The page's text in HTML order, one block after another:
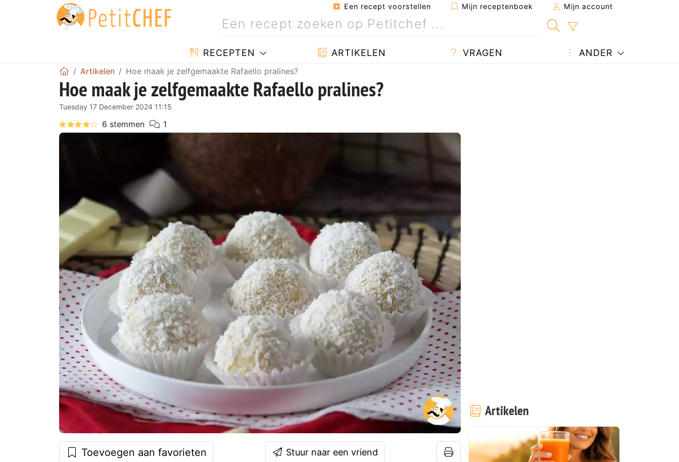
Een recept voorstellen Mijn receptenboek Mijn account
RECEPTEN ARTIKELEN VRAGEN ANDER
Artikelen Hoe maak je zelfgemaakte Rafaello pralines?
Hoe maak je zelfgemaakte Rafaello pralines?
Tuesday 17 December 2024 11:15
Toevoegen aan favorieten Stuur naar een vriend
Artikelen